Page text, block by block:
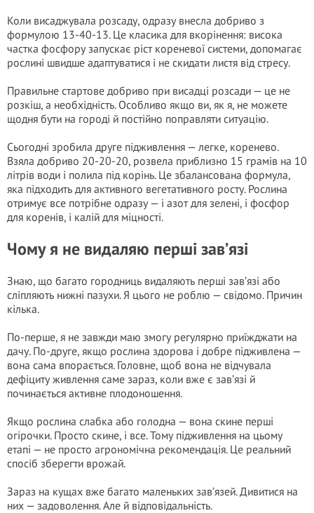
Коли висаджувала розсаду, одразу внесла добриво з
формулою 13-40-13. Це класика для вкорінення: висока
частка фосфору запускає ріст кореневої системи, допомагає
рослині швидше адаптуватися і не скидати листя від стресу.
Правильне стартове добриво при висадці розсади — це не
розкіш, а необхідність. Особливо якщо ви, як я, не можете
щодня бути на городі й постійно поправляти ситуацію.
Сьогодні зробила друге підживлення — легке, коренево.
Взяла добриво 20-20-20, розвела приблизно 15 грамів на 10
літрів води і полила під корінь. Це збалансована формула,
яка підходить для активного вегетативного росту. Рослина
отримує все потрібне одразу — і азот для зелені, і фосфор
для коренів, і калій для міцності.
Чому я не видаляю перші зав’язі
Знаю, що багато городниць видаляють перші зав’язі або
сліпляють нижні пазухи. Я цього не роблю — свідомо. Причин
кілька.
По-перше, я не завжди маю змогу регулярно приїжджати на
дачу. По-друге, якщо рослина здорова і добре підживлена —
вона сама впорається. Головне, щоб вона не відчувала
дефіциту живлення саме зараз, коли вже є зав’язі й
починається активне плодоношення.
Якщо рослина слабка або голодна — вона скине перші
огірочки. Просто скине, і все. Тому підживлення на цьому
етапі — не просто агрономічна рекомендація. Це реальний
спосіб зберегти врожай.
Зараз на кущах вже багато маленьких зав’язей. Дивитися на
них — задоволення. Але й відповідальність.